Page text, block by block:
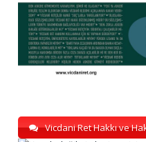
Vicdani Ret Hakkı ve